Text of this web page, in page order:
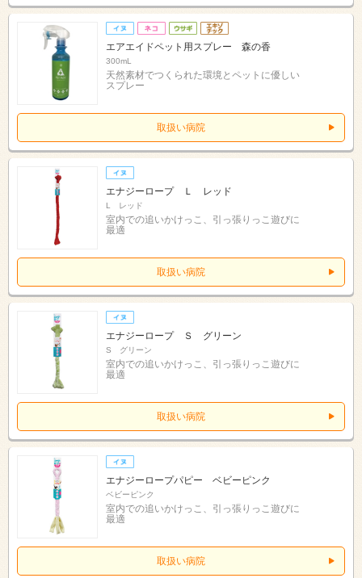
エアエイドペット用スプレー 森の香
300mL
天然素材でつくられた環境とペットに優しい
スプレー
取扱い病院
エナジーロープ Ｌ レッド
L レッド
室内での追いかけっこ、引っ張りっこ遊びに
最適
取扱い病院
エナジーロープ Ｓ グリーン
S グリーン
室内での追いかけっこ、引っ張りっこ遊びに
最適
取扱い病院
エナジーロープパピー ベビーピンク
ベビーピンク
室内での追いかけっこ、引っ張りっこ遊びに
最適
取扱い病院